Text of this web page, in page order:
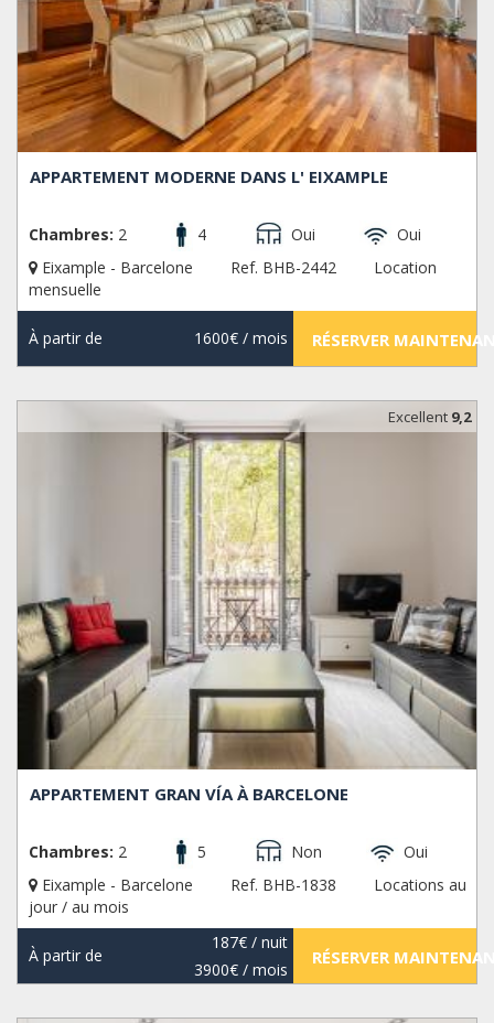
APPARTEMENT MODERNE DANS L' EIXAMPLE
Chambres: 2 4 Oui
Oui
Eixample - Barcelone
Ref. BHB-2442
Location
mensuelle
À partir de 1600€/ mois RÉSERVER
Excellent 9,2
APPARTEMENT GRAN VÍA À BARCELONE
Chambres: 2 5 Non
Oui
Eixample - Barcelone
Ref. BHB-1838
Locations au
jour / au mois
À partir de
187€/ nuit
3900€/ mois
RÉSERVER